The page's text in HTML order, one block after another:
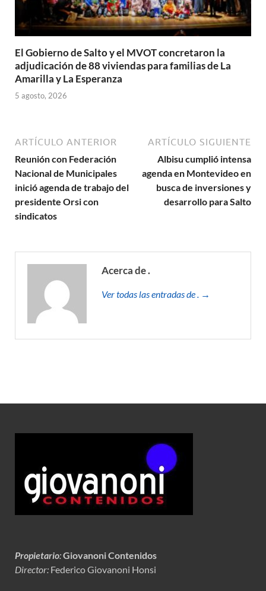
El Gobierno de Salto y el MVOT concretaron la
adjudicación de 88 viviendas para familias de La
Amarilla y La Esperanza
5 agosto, 2026
ARTÍCULO ANTERIOR
Reunión con Federación
Nacional de Municipales
inició agenda de trabajo del
presidente Orsi con
sindicatos
ARTÍCULO SIGUIENTE
Albisu cumplió intensa
agenda en Montevideo en
busca de inversiones y
desarrollo para Salto
Acerca de .
Ver todas las entradas de . →
Propietario:Giovanoni Contenidos
Director: Federico Giovanoni Honsi